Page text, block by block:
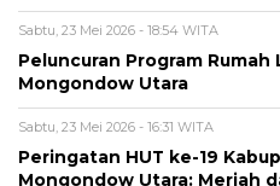
Sabtu, 23 Mei 2026 - 18:54 WITA
Peluncuran Program Rumah
Mongondow Utara
Sabtu, 23 Mei 2026 - 16:31 WITA
Peringatan HUT ke-19
Mongondow Utara: Meriah